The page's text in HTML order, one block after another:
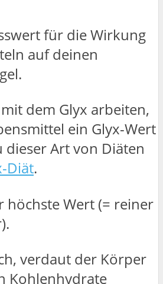
für die Wirkung
auf deinen
dem Glyx arbeiten,
ein Glyx-Wert
dieser Art von Diäten
Diät.
höchste Wert (= reiner
verdaut der Körper
Kohlenhydrate